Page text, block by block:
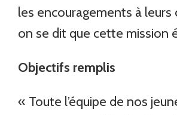
les encouragements à leurs
on se dit que cette mission
Objectifs remplis
« Toute l’équipe de nos